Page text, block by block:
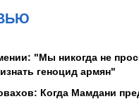
"Мы никогда не
геноцид армян"
Когда Мамдани